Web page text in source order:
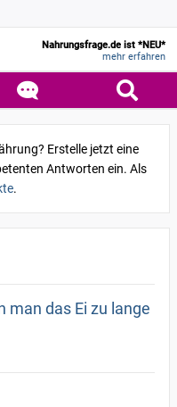
Nahrungsfrage.de ist *NEU*
mehr erfahren
Erstelle jetzt eine
Antworten ein. Als
.
man das Ei zu lange